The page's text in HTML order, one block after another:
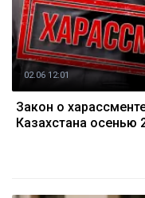
02.06 12:01
Закон о
Казахстана осенью